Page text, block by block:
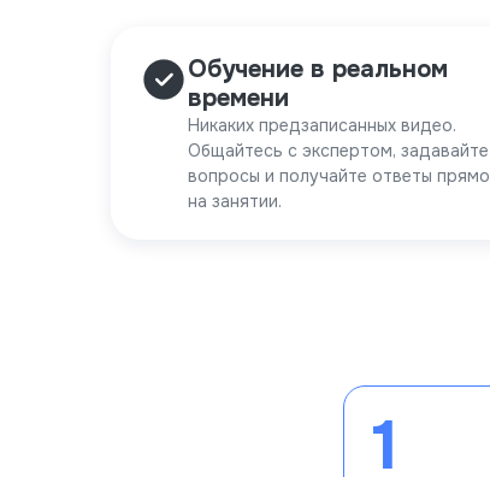
Обучение в реальном
времени
Никаких предзаписанных видео.
Общайтесь с экспертом, задавайте
вопросы и получайте ответы прямо
на занятии.
1